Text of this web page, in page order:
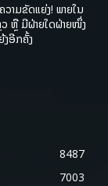
ວາມຂັດແຍ່ງ! ພາຍໃນ
ຫຼື ມີຝ່າຍໃດຝ່າຍໜຶ່ງ
ງອີກຄັ້ງ
8487
7003